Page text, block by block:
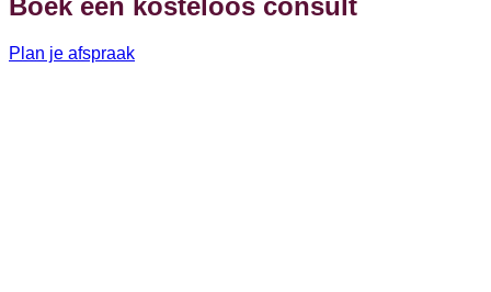
Plan je afspraak